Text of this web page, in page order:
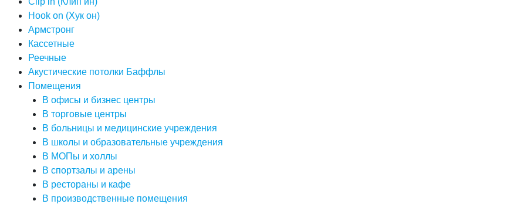
Hook on (Хук он)
Армстронг
Кассетные
Реечные
Акустические потолки Баффлы
Помещения
В офисы и бизнес центры
В торговые центры
В больницы и медицинские учреждения
В школы и образовательные учреждения
В МОПы и холлы
В спортзалы и арены
В рестораны и кафе
В производственные помещения